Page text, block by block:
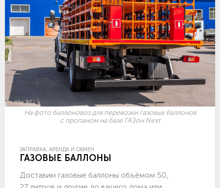
На фото баллоновоз для перевозки газовых баллонов
с пропаном на базе ГАЗон Next
ЗАПРАВКА, АРЕНДА И ОБМЕН
ГАЗОВЫЕ БАЛЛОНЫ
Доставим газовые баллоны объёмом 50,